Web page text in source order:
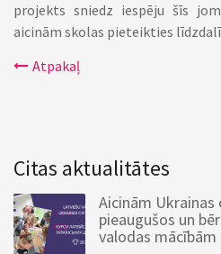
projekts sniedz iespēju šīs
aicinām skolas pieteikties
Atpakaļ
Citas aktualitātes
Aicinām
pieaugušos un
valodas mācībām